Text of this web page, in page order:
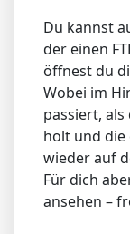
Du kannst
der einen
öffnest du
Wobei im
passiert,
holt und die
wieder auf
Für dich
ansehen –